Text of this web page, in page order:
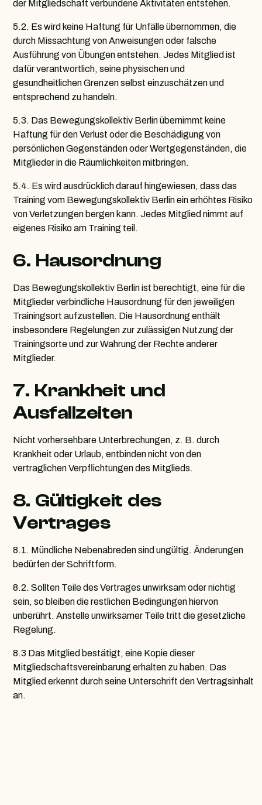
der Mitgliedschaft verbundene Aktivitäten entstehen.
5.2. Es wird keine Haftung für Unfälle übernommen, die
durch Missachtung von Anweisungen oder falsche
Ausführung von Übungen entstehen. Jedes Mitglied ist
dafür verantwortlich, seine physischen und
gesundheitlichen Grenzen selbst einzuschätzen und
entsprechend zu handeln.
5.3. Das Bewegungskollektiv Berlin übernimmt keine
Haftung für den Verlust oder die Beschädigung von
persönlichen Gegenständen oder Wertgegenständen, die
Mitglieder in die Räumlichkeiten mitbringen.
5.4. Es wird ausdrücklich darauf hingewiesen, dass das
Training vom Bewegungskollektiv Berlin ein erhöhtes Risiko
von Verletzungen bergen kann. Jedes Mitglied nimmt auf
eigenes Risiko am Training teil.
6. Hausordnung
Das Bewegungskollektiv Berlin ist berechtigt, eine für die
Mitglieder verbindliche Hausordnung für den jeweiligen
Trainingsort aufzustellen. Die Hausordnung enthält
insbesondere Regelungen zur zulässigen Nutzung der
Trainingsorte und zur Wahrung der Rechte anderer
Mitglieder.
7. Krankheit und
Ausfallzeiten
Nicht vorhersehbare Unterbrechungen, z. B. durch
Krankheit oder Urlaub, entbinden nicht von den
vertraglichen Verpflichtungen des Mitglieds.
8. Gültigkeit des
Vertrages
8.1. Mündliche Nebenabreden sind ungültig. Änderungen
bedürfen der Schriftform.
8.2. Sollten Teile des Vertrages unwirksam oder nichtig
sein, so bleiben die restlichen Bedingungen hiervon
unberührt. Anstelle unwirksamer Teile tritt die gesetzliche
Regelung.
8.3 Das Mitglied bestätigt, eine Kopie dieser
Mitgliedschaftsvereinbarung erhalten zu haben. Das
Mitglied erkennt durch seine Unterschrift den Vertragsinhalt
an.